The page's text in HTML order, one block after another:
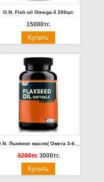
O.N. Fish oil Omega-3 200шт.
15000тг.
O.N. Льняное масло( Омега 3-6-9) 100 шт
3200тг. 3000тг.